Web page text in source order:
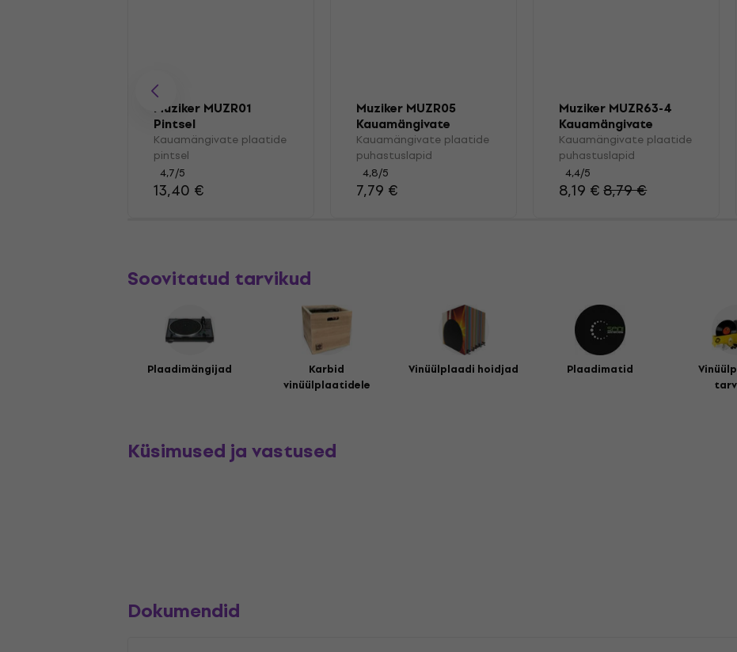
Muziker MUZR01
Pintsel
Kauamängivate plaatide
pintsel
4,7/5
13,40 €
Muziker MUZR05
Kauamängivate
plaatide
puhastuslapid
Kauamängivate plaatide
puhastuslapid
4,8/5
7,79 €
Muziker MUZR63-4
Kauamängivate
plaatide
puhastuslapid
Kauamängivate plaatide
puhastuslapid
4,4/5
8,19 €8,79 €
Soovitatud tarvikud
Plaadimängijad
Karbid
vinüülplaatidele
Vinüülplaadi hoidjad Plaadimatid
Küsimused ja vastused
Dokumendid